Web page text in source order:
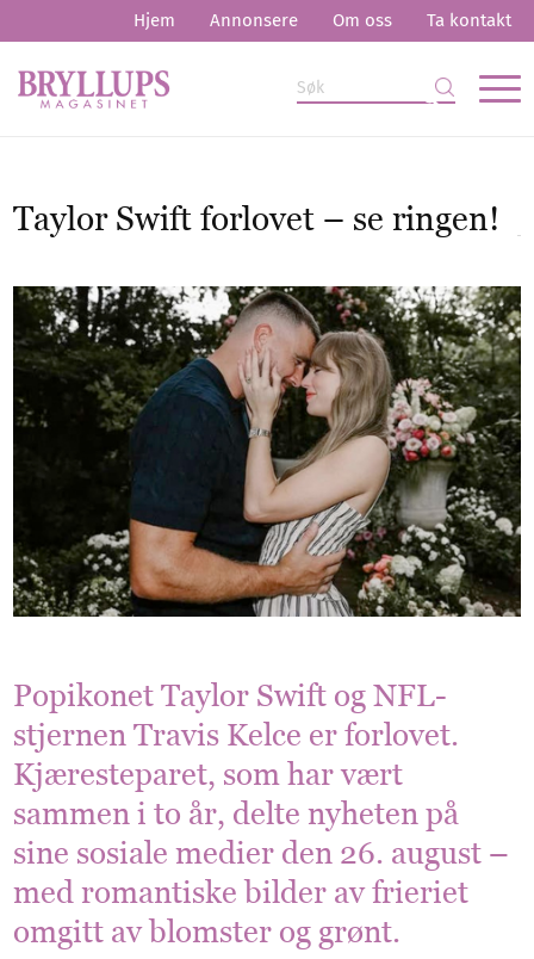
Hjem Annonsere Om oss Ta kontakt
Taylor Swift forlovet – se ringen!
Popikonet Taylor Swift og NFL-
stjernen Travis Kelce er forlovet.
Kjæresteparet, som har vært
sammen i to år, delte nyheten på
sine sosiale medier den 26. august –
med romantiske bilder av frieriet
omgitt av blomster og grønt.